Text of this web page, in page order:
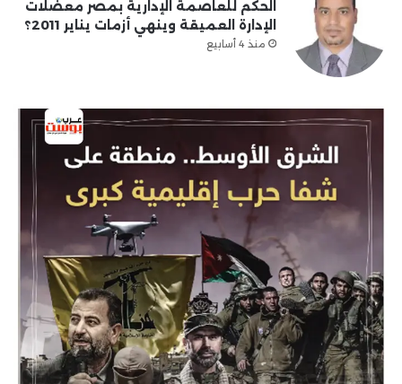
الحكم للعاصمة الإدارية بمصر معضلات
الإدارة العميقة وينهي أزمات يناير 2011؟
منذ 4 أسابيع